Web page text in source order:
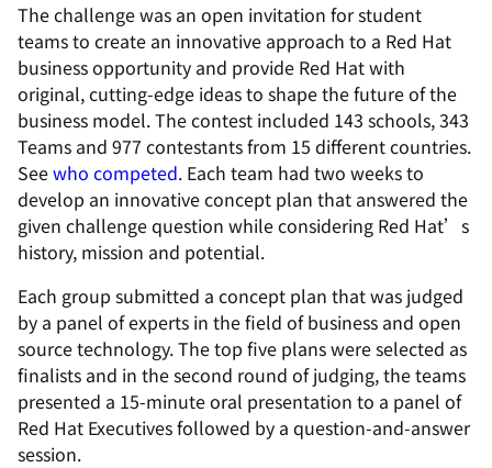
The challenge was an open invitation for student
teams to create an innovative approach to a Red Hat
business opportunity and provide Red Hat with
original, cutting-edge ideas to shape the future of the
business model. The contest included 143 schools, 343
Teams and 977 contestants from 15 different countries.
Seewho competed. Each team had two weeks to
develop an innovative concept plan that answered the
given challenge question while considering Red Hat’s
history, mission and potential.
Each group submitted a concept plan that was judged
by a panel of experts in the field of business and open
source technology. The top five plans were selected as
finalists and in the second round of judging, the teams
presented a 15-minute oral presentation to a panel of
Red Hat Executives followed by a question-and-answer
session.